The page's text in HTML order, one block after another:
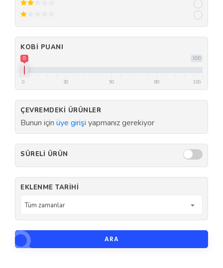
KOBI PUANI
100
0
0 30 50 80 100
ÇEVREMDEKI ÜRÜNLER
Bunun için üye girişi yapmanız gerekiyor
SÜRELI ÜRÜN
EKLENME TARIHI
Tüm zamanlar
ARA